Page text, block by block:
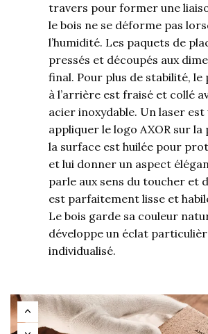
travers pour former une
le bois ne se déforme pas
l’humidité. Les paquets de
pressés et découpés aux
final. Pour plus de stabilité, le
à l’arrière est fraisé et collé
acier inoxydable. Un laser
appliquer le logo AXOR sur la
la surface est huilée pour
et lui donner un aspect
parle aux sens du toucher et
est parfaitement lisse et
Le bois garde sa couleur
développe un éclat
individualisé.